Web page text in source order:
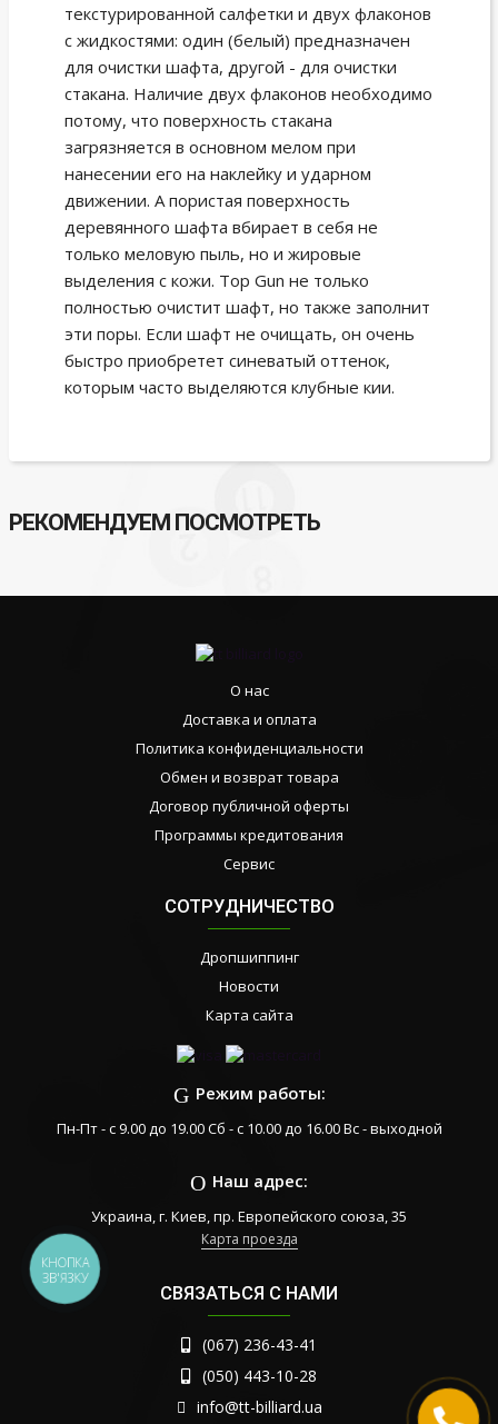
текстурированной салфетки и двух флаконов
с жидкостями: один (белый) предназначен
для очистки шафта, другой - для очистки
стакана. Наличие двух флаконов необходимо
потому, что поверхность стакана
загрязняется в основном мелом при
нанесении его на наклейку и ударном
движении. А пористая поверхность
деревянного шафта вбирает в себя не
только меловую пыль, но и жировые
выделения с кожи. Top Gun не только
полностью очистит шафт, но также заполнит
эти поры. Если шафт не очищать, он очень
быстро приобретет синеватый оттенок,
которым часто выделяются клубные кии.
РЕКОМЕНДУЕМ ПОСМОТРЕТЬ
О нас
Доставка и оплата
Политика конфиденциальности
Обмен и возврат товара
Договор публичной оферты
Программы кредитования
Сервис
СОТРУДНИЧЕСТВО
Дропшиппинг
Новости
Карта сайта
Режим работы:
Пн-Пт - с 9.00 до 19.00 Сб - с 10.00 до 16.00 Вс - выходной
Наш адрес:
Украина, г. Киев, пр. Европейского союза, 35
Карта проезда
СВЯЗАТЬСЯ С НАМИ
(067) 236-43-41
(050) 443-10-28
info@tt-billiard.ua
КНОПКА
ЗВ'ЯЗКУ